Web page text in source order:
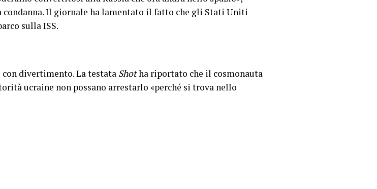
Il giornale ha lamentato il fatto che gli Stati Uniti
sulla ISS.
divertimento. La testata Shotha riportato che il cosmonauta
ucraine non possano arrestarlo «perché si trova nello